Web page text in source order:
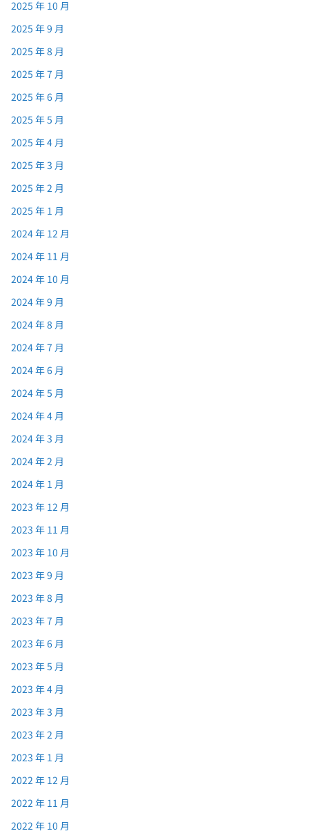
2025 年 10 月
2025 年 9 月
2025 年 8 月
2025 年 7 月
2025 年 6 月
2025 年 5 月
2025 年 4 月
2025 年 3 月
2025 年 2 月
2025 年 1 月
2024 年 12 月
2024 年 11 月
2024 年 10 月
2024 年 9 月
2024 年 8 月
2024 年 7 月
2024 年 6 月
2024 年 5 月
2024 年 4 月
2024 年 3 月
2024 年 2 月
2024 年 1 月
2023 年 12 月
2023 年 11 月
2023 年 10 月
2023 年 9 月
2023 年 8 月
2023 年 7 月
2023 年 6 月
2023 年 5 月
2023 年 4 月
2023 年 3 月
2023 年 2 月
2023 年 1 月
2022 年 12 月
2022 年 11 月
2022 年 10 月